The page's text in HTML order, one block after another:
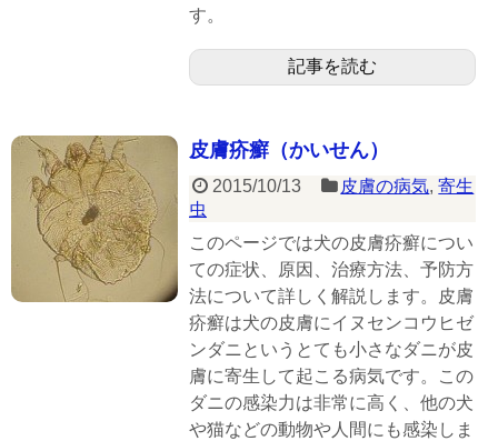
す。
記事を読む
皮膚疥癬（かいせん）
2015/10/13 皮膚の病気,寄生
虫
このページでは犬の皮膚疥癬につい
ての症状、原因、治療方法、予防方
法について詳しく解説します。皮膚
疥癬は犬の皮膚にイヌセンコウヒゼ
ンダニというとても小さなダニが皮
膚に寄生して起こる病気です。この
ダニの感染力は非常に高く、他の犬
や猫などの動物や人間にも感染しま